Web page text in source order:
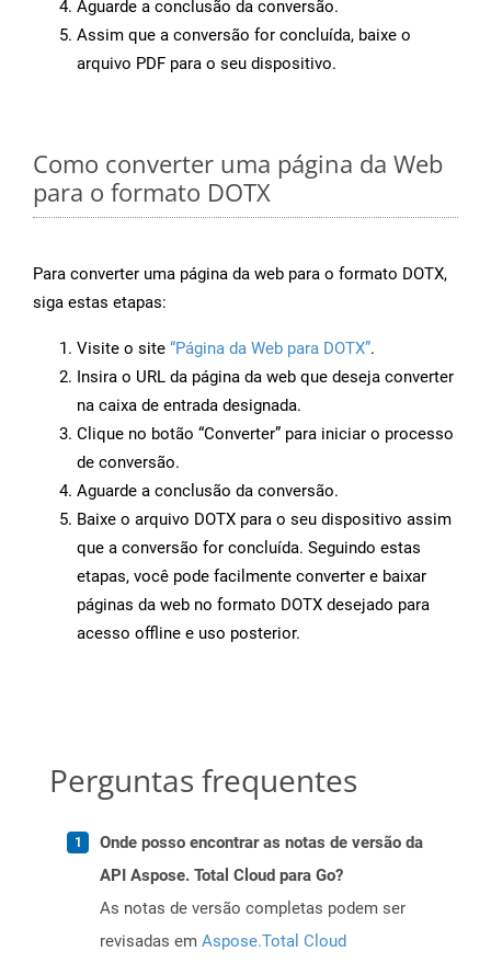
Aguarde a conclusão da conversão.
Assim que a conversão for concluída, baixe o
arquivo PDF para o seu dispositivo.
Como converter uma página da Web
para o formato DOTX
Para converter uma página da web para o formato DOTX,
siga estas etapas:
Visite o site “Página da Web para DOTX”.
Insira o URL da página da web que deseja converter
na caixa de entrada designada.
Clique no botão “Converter” para iniciar o processo
de conversão.
Aguarde a conclusão da conversão.
Baixe o arquivo DOTX para o seu dispositivo assim
que a conversão for concluída. Seguindo estas
etapas, você pode facilmente converter e baixar
páginas da web no formato DOTX desejado para
acesso offline e uso posterior.
Perguntas frequentes
Onde posso encontrar as notas de versão da
API Aspose. Total Cloud para Go?
As notas de versão completas podem ser
revisadas em Aspose.Total Cloud